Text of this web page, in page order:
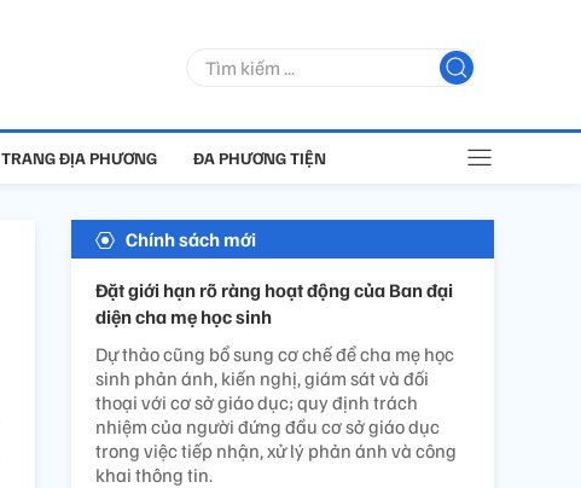
TRANG ĐỊA PHƯƠNG ĐA PHƯƠNG TIỆN
Chính sách mới
Đặt giới hạn rõ ràng hoạt động của Ban đại
diện cha mẹ học sinh
Dự thảo cũng bổ sung cơ chế để cha mẹ học
sinh phản ánh, kiến nghị, giám sát và đối
thoại với cơ sở giáo dục; quy định trách
nhiệm của người đứng đầu cơ sở giáo dục
trong việc tiếp nhận, xử lý phản ánh và công
khai thông tin.